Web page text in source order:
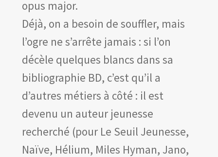
opus major.
Déjà, on a besoin de souffler, mais
l’ogre ne s’arrête jamais : si l’on
décèle quelques blancs dans sa
bibliographie BD, c’est qu’il a
d’autres métiers à côté : il est
devenu un auteur jeunesse
recherché (pour Le Seuil Jeunesse,
Naïve, Hélium, Miles Hyman, Jano,